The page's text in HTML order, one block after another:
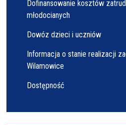
Dofinansowanie kosztów
młodocianych
Dowóz dzieci i uczniów
Informacja o stanie realizacji
Wilamowice
Dostępność